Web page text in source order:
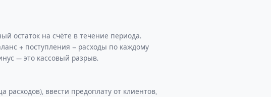
остаток на счёте в течение периода.
+ поступления − расходы по каждому
— это кассовый разрыв.
расходов), ввести предоплату от клиентов,